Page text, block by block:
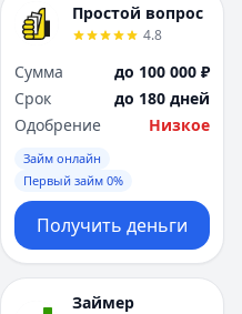
Простой вопрос
4.8
Сумма
до 100 000 ₽
Срок
до 180 дней
Одобрение
Низкое
Займ онлайн
Первый займ 0%
Получить деньги
Займер